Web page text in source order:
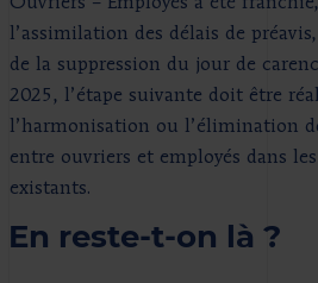
Ouvriers – Employés a été
l’assimilation des délais de
de la suppression du jour de
2025, l’étape suivante doit être
l’harmonisation ou l’élimination
entre ouvriers et employés dans
existants.
En reste-t-on là ?